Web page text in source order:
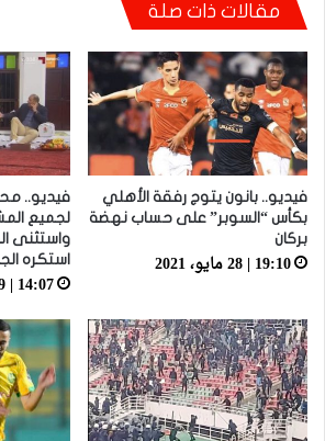
فيديو.. نهضة بركان يتفادى الهزيمة
مقالات ذات صلة
فيديو.. بانون يتوج رفقة الأهلي
بكأس “السوبر” على حساب نهضة
بركان
19:10 | 28 مايو، 2021
فيديو..
لجميع
واستثنى
استكره
14:07 | 19 ديسمبر، 2021